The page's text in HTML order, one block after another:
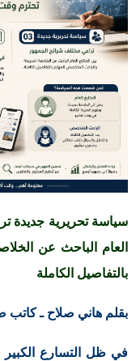
سياسة تحريرية جديدة
العام الباحث عن
بالتفاصيل الكاملة
بقلم هاني صلاح ـ
في ظل التسارع الكبير